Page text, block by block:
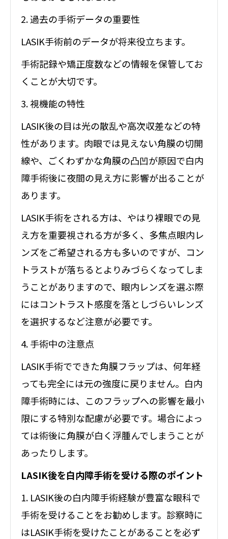
2. 過去の手術データの重要性
LASIK手術前のデータが将来役立ちます。
手術記録や矯正度数などの情報を保管してお
くことが大切です。
3. 視機能の特性
LASIK後の目は光の散乱や高次収差などの特
性があります。肉眼では見えない角膜の切開
線や、ごくわずかな角膜の凸凹が原因で白内
障手術後に夜間の見え方に影響が出ることが
あります。
LASIK手術をされる方は、やはり裸眼での見
え方を重要視される方が多く、多焦点眼内レ
ンズをご希望される方も多いのですが、コン
トラストが落ちるとよりみづらくなってしま
うことがありますので、眼内レンズを選ぶ際
にはコントラスト感度を落としづらいレンズ
を選択するなど注意が必要です。
4. 手術中の注意点
LASIK手術でできた角膜フラップは、何年経
っても完全には元の強度に戻りません。白内
障手術時には、このフラップへの影響を最小
限にする特別な配慮が必要です。場合によっ
ては術後に角膜が白く浮腫んでしまうことが
あったりします。
LASIK後を白内障手術を受ける際のポイント
1. LASIK後の白内障手術経験が豊富な眼科で
手術を受けることをお勧めします。診察時に
はLASIK手術を受けたことがあることを必ず